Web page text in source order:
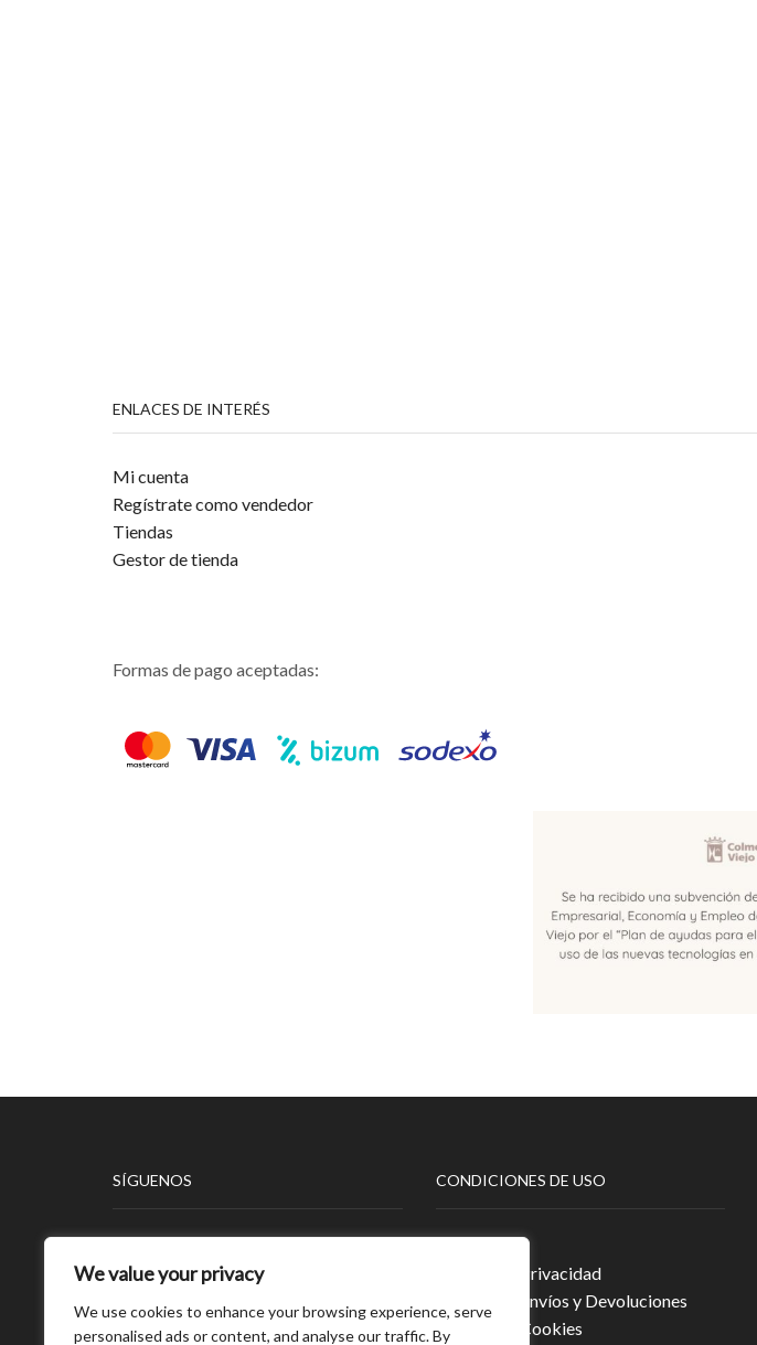
We value your privacy
We use cookies to enhance your browsing experience, serve
personalised ads or content, and analyse our traffic. By
ENLACES DE INTERÉS
Mi cuenta
Regístrate como vendedor
Tiendas
Gestor de tienda
Formas de pago aceptadas:
SÍGUENOS CONDICIONES DE USO
Política de Privacidad
Política de Envíos y Devoluciones
Política de Cookies